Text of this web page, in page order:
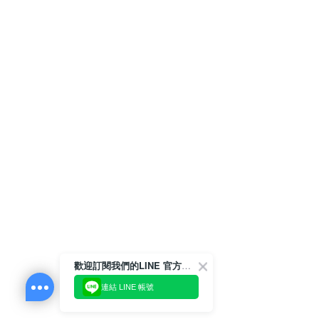
歡迎訂閱我們的LINE 官方帳號
連結 LINE 帳號